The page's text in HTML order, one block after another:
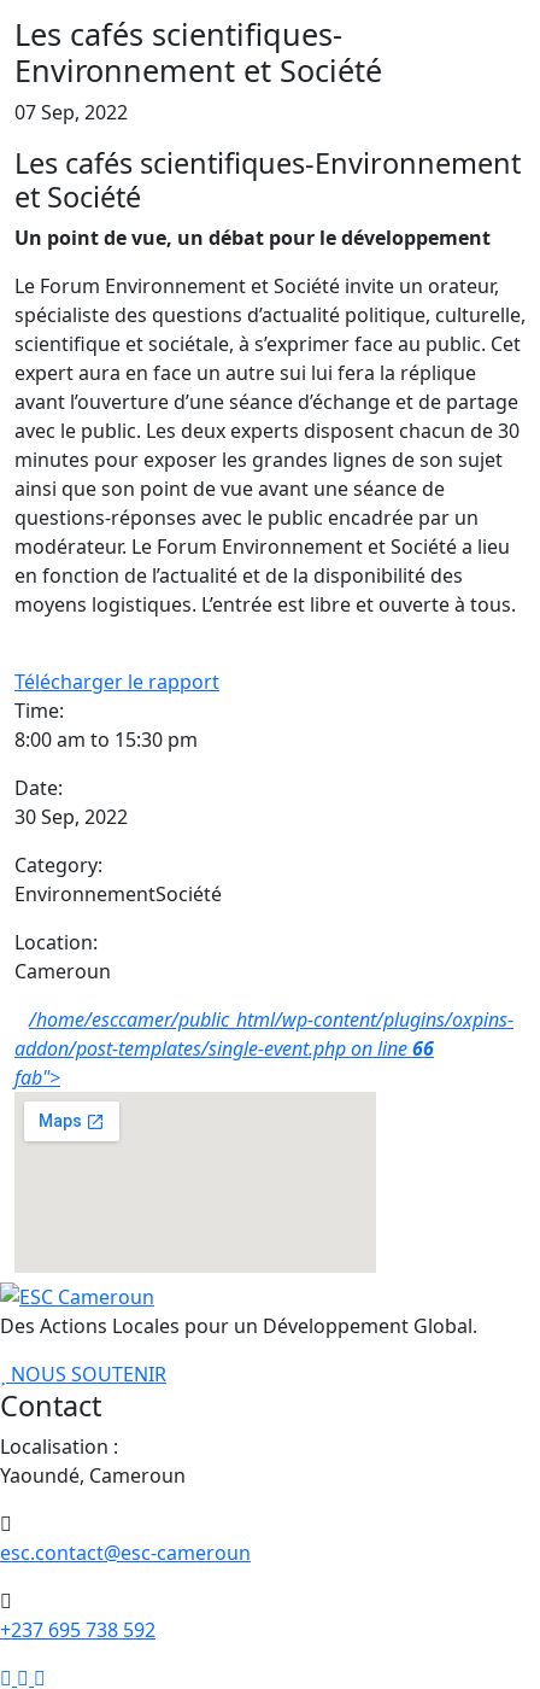
Les cafés scientifiques-
Environnement et Société
07 Sep, 2022
Les cafés scientifiques-Environnement
et Société
Un point de vue, un débat pour le développement
Le Forum Environnement et Société invite un orateur,
spécialiste des questions d’actualité politique, culturelle,
scientifique et sociétale, à s’exprimer face au public. Cet
expert aura en face un autre sui lui fera la réplique
avant l’ouverture d’une séance d’échange et de partage
avec le public. Les deux experts disposent chacun de 30
minutes pour exposer les grandes lignes de son sujet
ainsi que son point de vue avant une séance de
questions-réponses avec le public encadrée par un
modérateur. Le Forum Environnement et Société a lieu
en fonction de l’actualité et de la disponibilité des
moyens logistiques. L’entrée est libre et ouverte à tous.
Télécharger le rapport
Time:
8:00 am to 15:30 pm
Date:
30 Sep, 2022
Category:
EnvironnementSociété
Location:
Cameroun
/home/esccamer/public_html/wp-content/plugins/oxpins-
addon/post-templates/single-event.php on line66
fab">
Des Actions Locales pour un Développement Global.
NOUS SOUTENIR
Contact
Localisation :
Yaoundé, Cameroun
esc.contact@esc-cameroun
+237 695 738 592